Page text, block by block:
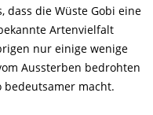
dass die Wüste Gobi eine
Artenvielfalt
nur einige wenige
Aussterben bedrohten
bedeutsamer macht.